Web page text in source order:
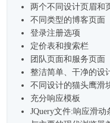
两个不同设计页眉和
不同类型的博客页面
登录注册选项
定价表和搜索栏
团队页面和服务页面
整洁简单、干净的设
不同设计的猫头鹰滑
充分响应模板
JQuery文件:响应滑动